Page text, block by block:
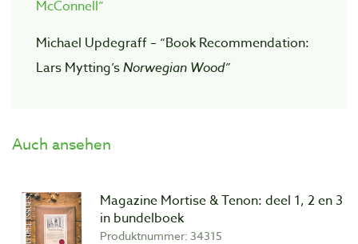
McConnell”
Michael Updegraff – “Book Recommendation:
Lars Mytting’sNorwegian Wood”
Auch ansehen
Magazine Mortise & Tenon: deel 1, 2 en 3
in bundelboek
Produktnummer: 34315